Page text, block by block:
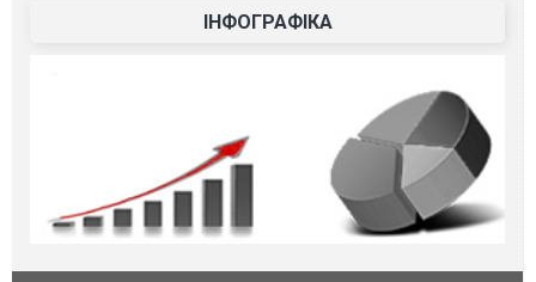
ІНФОГРАФІКА